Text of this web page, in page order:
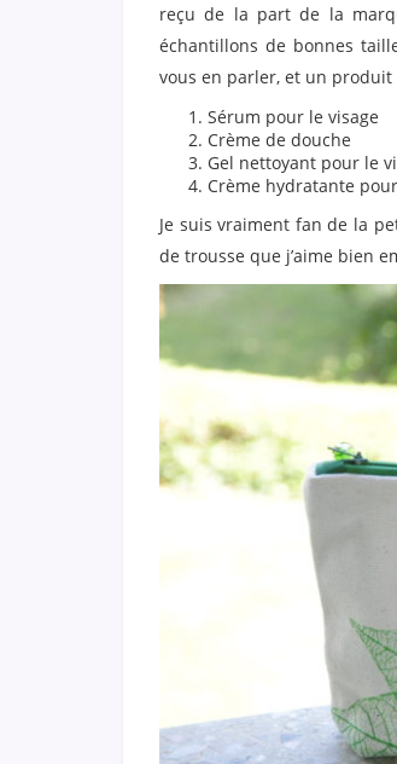
reçu de la part de la
échantillons de bonnes
vous en parler, et un produit
Sérum pour le visage
Crème de douche
Gel nettoyant pour le
Crème hydratante
Je suis vraiment fan de la
de trousse que j’aime bien